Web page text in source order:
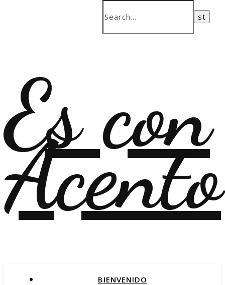
Es con
Acento
BIENVENIDO